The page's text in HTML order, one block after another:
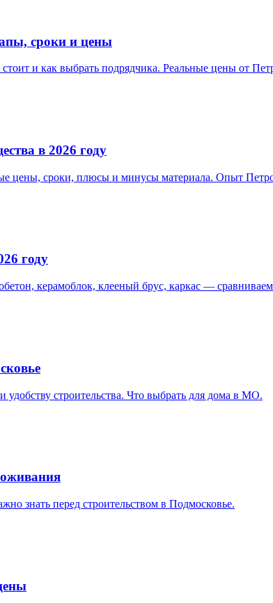
сроки и цены
и как выбрать подрядчика. Реальные цены от
в 2026 году
цены, сроки, плюсы и минусы материала. Опыт
году
керамоблок, клееный брус, каркас —
удобству строительства. Что выбрать для дома в МО.
знать перед строительством в Подмосковье.